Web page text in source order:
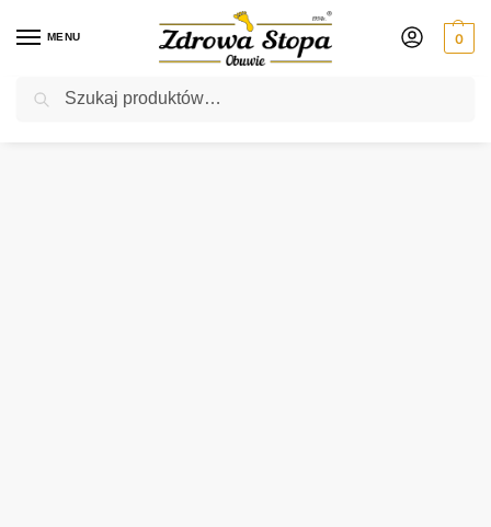
MENU 0
Rabat ⚡ 5% kod: ZDROWASTOPA (na obuwie poza promocją)